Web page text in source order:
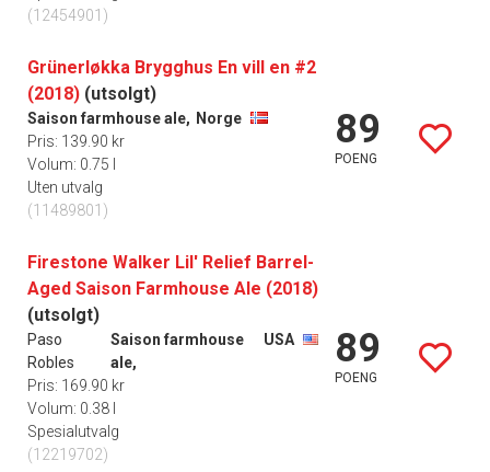
(12454901)
Grünerløkka Brygghus En vill en #2
(2018) (utsolgt)
Saison farmhouse ale, Norge
Pris: 139.90 kr
Volum: 0.75 l
Uten utvalg
(11489801)
89
POENG
Firestone Walker Lil' Relief Barrel-
Aged Saison Farmhouse Ale (2018)
(utsolgt)
Paso
Robles
Saison farmhouse
ale,
USA
Pris: 169.90 kr
Volum: 0.38 l
Spesialutvalg
(12219702)
89
POENG